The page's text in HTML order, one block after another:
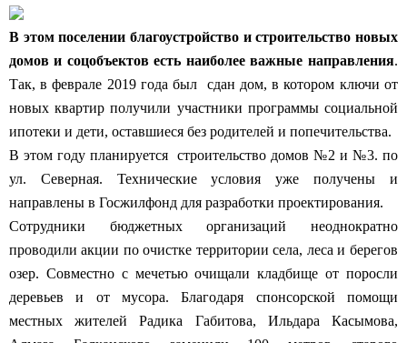
В этом поселении благоустройство и строительство новых
домов и соцобъектов есть наиболее важные направления.
Так, в феврале 2019 года был сдан дом, в котором ключи от
новых квартир получили участники программы социальной
ипотеки и дети, оставшиеся без родителей и попечительства.
В этом году планируется строительство домов №2 и №3. по
ул. Северная. Технические условия уже получены и
направлены в Госжилфонд для разработки проектирования.
Сотрудники бюджетных организаций неоднократно
проводили акции по очистке территории села, леса и берегов
озер. Совместно с мечетью очищали кладбище от поросли
деревьев и от мусора. Благодаря спонсорской помощи
местных жителей Радика Габитова, Ильдара Касымова,